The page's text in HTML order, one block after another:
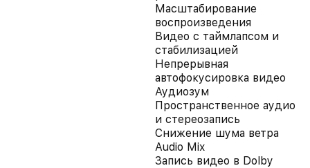
Масштабирование
воспроизведения
Видео с таймлапсом и
стабилизацией
Непрерывная
автофокусировка видео
Аудиозум
Пространственное аудио
и стереозапись
Снижение шума ветра
Audio Mix
Запись видео в Dolby